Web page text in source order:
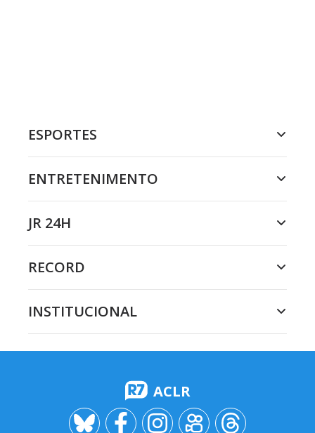
ESPORTES
ENTRETENIMENTO
JR 24H
RECORD
INSTITUCIONAL
ACLR